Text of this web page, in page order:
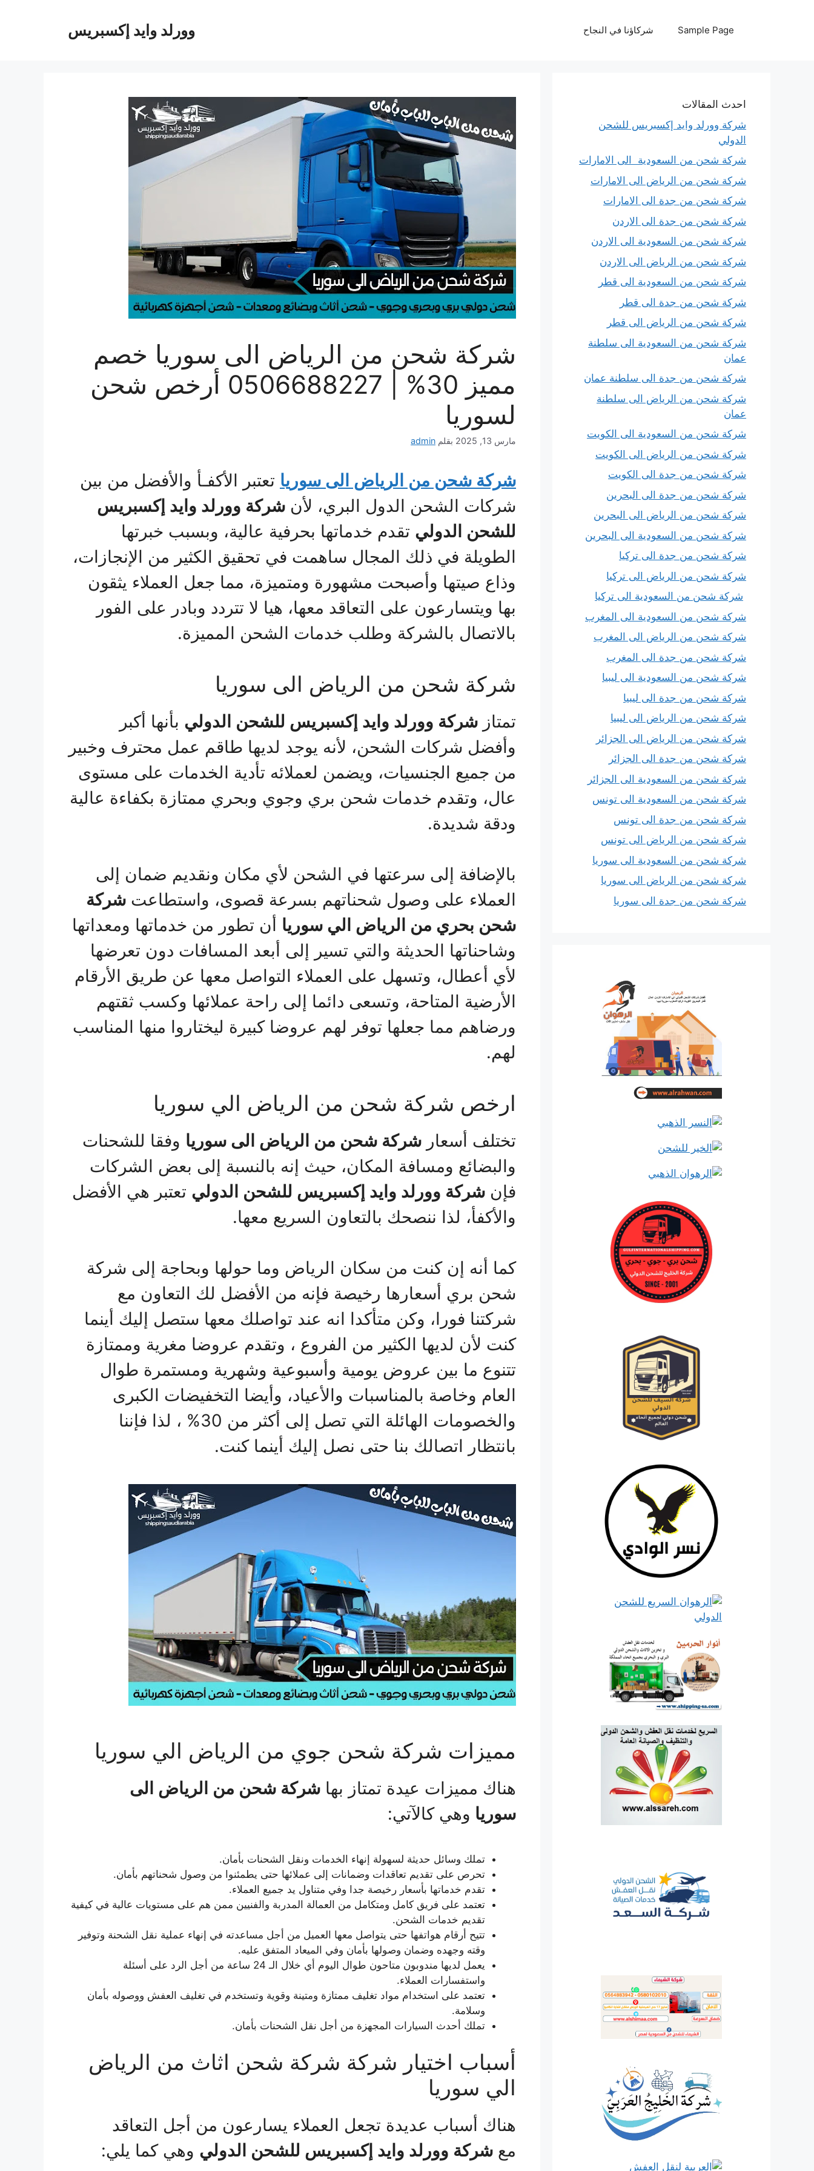
وورلد وايد إكسبريس Sample Page شركاؤنا في النجاح
شركة شحن من الرياض الى سوريا خصم
مميز 30% | 0506688227 أرخص شحن
لسوريا
مارس 13, 2025 بقلم admin
شركة شحن من الرياض الى سوريا تعتبر الأكفـأ والأفضل من بين
شركات الشحن الدول البري، لأن شركة وورلد وايد إكسبريس
للشحن الدولي تقدم خدماتها بحرفية عالية، وبسبب خبرتها
الطويلة في ذلك المجال ساهمت في تحقيق الكثير من الإنجازات،
وذاع صيتها وأصبحت مشهورة ومتميزة، مما جعل العملاء يثقون
بها ويتسارعون على التعاقد معها، هيا لا تتردد وبادر على الفور
بالاتصال بالشركة وطلب خدمات الشحن المميزة.
شركة شحن من الرياض الى سوريا
تمتاز شركة وورلد وايد إكسبريس للشحن الدولي بأنها أكبر
وأفضل شركات الشحن، لأنه يوجد لديها طاقم عمل محترف وخبير
من جميع الجنسيات، ويضمن لعملائه تأدية الخدمات على مستوى
عال، وتقدم خدمات شحن بري وجوي وبحري ممتازة بكفاءة عالية
ودقة شديدة.
بالإضافة إلى سرعتها في الشحن لأي مكان ونقديم ضمان إلى
العملاء على وصول شحناتهم بسرعة قصوى، واستطاعت شركة
شحن بحري من الرياض الي سوريا أن تطور من خدماتها ومعداتها
وشاحناتها الحديثة والتي تسير إلى أبعد المسافات دون تعرضها
لأي أعطال، وتسهل على العملاء التواصل معها عن طريق الأرقام
الأرضية المتاحة، وتسعى دائما إلى راحة عملائها وكسب ثقتهم
ورضاهم مما جعلها توفر لهم عروضا كبيرة ليختاروا منها المناسب
لهم.
ارخص شركة شحن من الرياض الي سوريا
تختلف أسعار شركة شحن من الرياض الى سوريا وفقا للشحنات
والبضائع ومسافة المكان، حيث إنه بالنسبة إلى بعض الشركات
فإن شركة وورلد وايد إكسبريس للشحن الدولي تعتبر هي الأفضل
والأكفأ، لذا ننصحك بالتعاون السريع معها.
كما أنه إن كنت من سكان الرياض وما حولها وبحاجة إلى شركة
شحن بري أسعارها رخيصة فإنه من الأفضل لك التعاون مع
شركتنا فورا، وكن متأكدا انه عند تواصلك معها ستصل إليك أينما
كنت لأن لديها الكثير من الفروع ، وتقدم عروضا مغرية وممتازة
تتنوع ما بين عروض يومية وأسبوعية وشهرية ومستمرة طوال
العام وخاصة بالمناسبات والأعياد، وأيضا التخفيضات الكبرى
والخصومات الهائلة التي تصل إلى أكثر من 30% ، لذا فإننا
بانتظار اتصالك بنا حتى نصل إليك أينما كنت.
مميزات شركة شحن جوي من الرياض الي سوريا
هناك مميزات عيدة تمتاز بها شركة شحن من الرياض الى
سوريا وهي كالآتي:
تملك وسائل حديثة لسهولة إنهاء الخدمات ونقل الشحنات بأمان.
تحرص على تقديم تعاقدات وضمانات إلى عملائها حتى يطمئنوا من وصول شحناتهم بأمان.
تقدم خدماتها بأسعار رخيصة جدا وفي متناول يد جميع العملاء.
تعتمد على فريق كامل ومتكامل من العمالة المدربة والفنيين ممن هم على مستويات عالية في كيفية
تقديم خدمات الشحن.
تتيح أرقام هواتفها حتى يتواصل معها العميل من أجل مساعدته في إنهاء عملية نقل الشحنة وتوفير
وقته وجهده وضمان وصولها بأمان وفي الميعاد المتفق عليه.
يعمل لديها مندوبون متاحون طوال اليوم أي خلال الـ 24 ساعة من أجل الرد على أسئلة
واستفسارات العملاء.
تعتمد على استخدام مواد تغليف ممتازة ومتينة وقوية وتستخدم في تغليف العفش ووصوله بأمان
وسلامة.
تملك أحدث السيارات المجهزة من أجل نقل الشحنات بأمان.
أسباب اختيار شركة شركة شحن اثاث من الرياض
الي سوريا
هناك أسباب عديدة تجعل العملاء يسارعون من أجل التعاقد
مع شركة وورلد وايد إكسبريس للشحن الدولي وهي كما يلي:
احدث المقالات
شركة وورلد وايد إكسبريس للشحن
الدولي
شركة شحن من السعودية الى الامارات
شركة شحن من الرياض الى الامارات
شركة شحن من جدة الى الامارات
شركة شحن من جدة الى الاردن
شركة شحن من السعودية الى الاردن
شركة شحن من الرياض الى الاردن
شركة شحن من السعودية الى قطر
شركة شحن من جدة الى قطر
شركة شحن من الرياض الى قطر
شركة شحن من السعودية الى سلطنة
عمان
شركة شحن من جدة الى سلطنة عمان
شركة شحن من الرياض الى سلطنة
عمان
شركة شحن من السعودية الى الكويت
شركة شحن من الرياض الى الكويت
شركة شحن من جدة الى الكويت
شركة شحن من جدة الى البحرين
شركة شحن من الرياض الى البحرين
شركة شحن من السعودية الى البحرين
شركة شحن من جدة الى تركيا
شركة شحن من الرياض الى تركيا
شركة شحن من السعودية الى تركيا
شركة شحن من السعودية الى المغرب
شركة شحن من الرياض الى المغرب
شركة شحن من جدة الى المغرب
شركة شحن من السعودية الى ليبيا
شركة شحن من جدة الى ليبيا
شركة شحن من الرياض الى ليبيا
شركة شحن من الرياض الى الجزائر
شركة شحن من جدة الى الجزائر
شركة شحن من السعودية الى الجزائر
شركة شحن من السعودية الى تونس
شركة شحن من جدة الى تونس
شركة شحن من الرياض الى تونس
شركة شحن من السعودية الى سوريا
شركة شحن من الرياض الى سوريا
شركة شحن من جدة الى سوريا